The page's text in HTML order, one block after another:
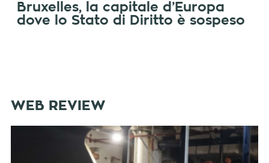
Bruxelles, la capitale d’Europa
dove lo Stato di Diritto è sospeso
WEB REVIEW